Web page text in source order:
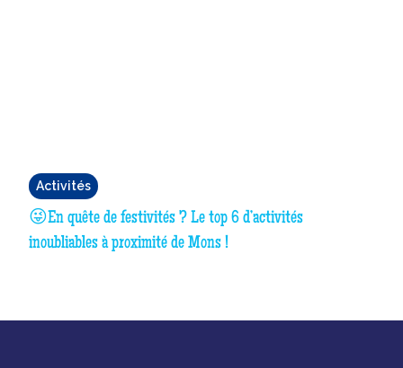
Activités
😜En quête de festivités ? Le top 6 d’activités
inoubliables à proximité de Mons !